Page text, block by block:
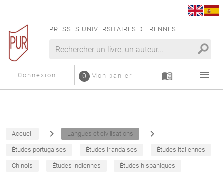
PRESSES UNIVERSITAIRES DE RENNES
search
Connexion Mon panier
0 menu_book menu
Accueil navigate_next Langues et civilisations navigate_next
Études portugaises Études irlandaises Études italiennes
Chinois Études indiennes Études hispaniques